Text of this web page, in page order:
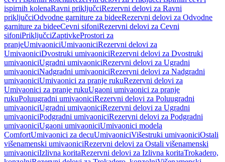
ispirnih kolenaRavni priključciRezervni delovi za Ravni
priključciOdvodne garniture za bideeRezervni delovi za Odvodne
garniture za bideeCevni sifoniRezervni delovi za Cevni
sifoniPriključciZaptivkeProstori za
pranjeUmivaoniciUmivaoniciRezervni delovi za
UmivaoniciDvostruki umivaoniciRezervni delovi za Dvostruki
umivaoniciUgradni umivaoniciRezervni delovi za Ugradni
umivaoniciNadgradni umivaoniciRezervni delovi za Nadgradni
umivaoniciUmivaonici za pranje rukuRezervni delovi za
Umivaonici za pranje rukuUgaoni umivaonici za pranje
rukuPoluugradni umivaoniciRezervni delovi za Poluugradni
umivaoniciUgradni umivaoniciRezervni delovi za Ugradni
umivaoniciPodgradni umivaoniciRezervni delovi za Podgradni
umivaoniciUgaoni umivaoniciUmivaonici modela
ComfortUmivaonici za decuUmivaoniciVišestruki umivaoniciOstali
višenamenski umivaoniciRezervni delovi za Ostali višenamenski
umivaoniciIzlivna koritaRezervni delovi za Izlivna koritaTrokadero,